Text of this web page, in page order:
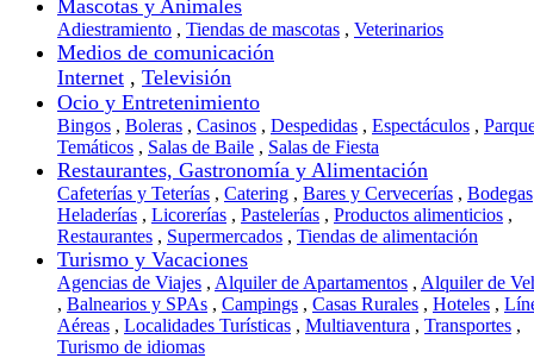
Mascotas y Animales
Adiestramiento , Tiendas de mascotas , Veterinarios
Medios de comunicación
Internet , Televisión
Ocio y Entretenimiento
Bingos , Boleras , Casinos , Despedidas , Espectáculos ,
Temáticos , Salas de Baile , Salas de Fiesta
Restaurantes, Gastronomía y Alimentación
Cafeterías y Teterías , Catering , Bares y Cervecerías , Bodegas
Heladerías , Licorerías , Pastelerías , Productos alimenticios ,
Restaurantes , Supermercados , Tiendas de alimentación
Turismo y Vacaciones
Agencias de Viajes , Alquiler de Apartamentos , Alquiler de
, Balnearios y SPAs , Campings , Casas Rurales , Hoteles ,
Aéreas , Localidades Turísticas , Multiaventura , Transportes ,
Turismo de idiomas